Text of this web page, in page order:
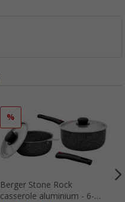
%
Berger Stone Rock
casserole aluminium - 6-